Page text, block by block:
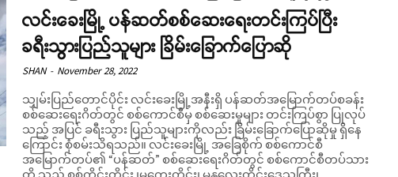
လင်းခေးမြို့ ပန်ဆတ်စစ်ဆေးရေးတင်းကြပ်ပြီး
ခရီးသွားပြည်သူများ ခြိမ်းခြောက်ပြောဆို
SHAN - November 28, 2022
သျှမ်းပြည်တောင်ပိုင်း လင်းခေးမြို့အနီးရှိ ပန်ဆတ်အမြောက်တပ်စခန်း
စစ်ဆေးရေးဂိတ်တွင် စစ်ကောင်စီမှ စစ်ဆေးမှုများ တင်းကြပ်စွာ ပြုလုပ်
သည့် အပြင် ခရီးသွား ပြည်သူများကိုလည်း ခြိမ်းခြောက်ပြောဆိုမှု ရှိနေ
ကြောင်း စုံစမ်းသိရသည်။ လင်းခေးမြို့ အခြေစိုက် စစ်ကောင်စီ
အမြောက်တပ်၏ “ပန်ဆတ်” စစ်ဆေးရေးဂိတ်တွင် စစ်ကောင်စီတပ်သား